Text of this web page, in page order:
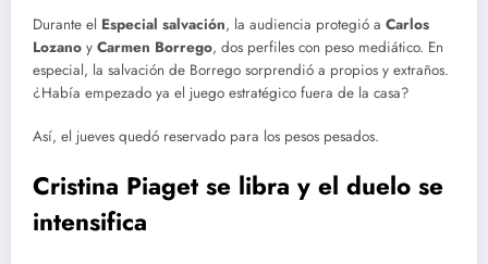
Durante el Especial salvación, la audiencia protegió a Carlos
Lozano y Carmen Borrego, dos perfiles con peso mediático. En
especial, la salvación de Borrego sorprendió a propios y extraños.
¿Había empezado ya el juego estratégico fuera de la casa?
Así, el jueves quedó reservado para los pesos pesados.
Cristina Piaget se libra y el duelo se
intensifica